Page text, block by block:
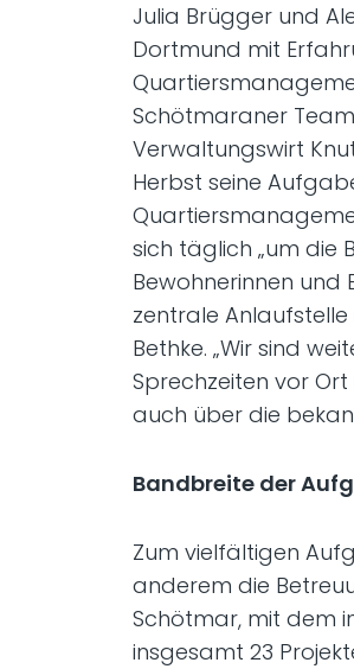
Julia Brügger und
Dortmund mit
Schötmaraner
Verwaltungswirt
Herbst seine
sich täglich „um die
Bewohnerinnen und
zentrale
Bethke. „Wir sind
Sprechzeiten vor
auch über die
Bandbreite der
Zum vielfältigen
anderem die
Schötmar, mit dem
insgesamt 23